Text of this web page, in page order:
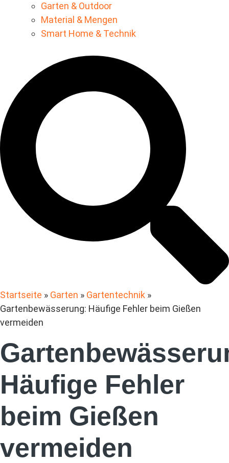
Garten & Outdoor
Material & Mengen
Smart Home & Technik
Startseite » Garten » Gartentechnik »
Gartenbewässerung: Häufige Fehler beim Gießen
vermeiden
Häufige Fehler
beim Gießen
vermeiden